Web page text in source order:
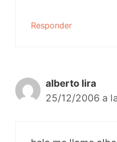
Responder
alberto lira
25/12/2006 a